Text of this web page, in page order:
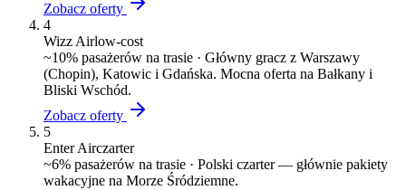
Zobacz oferty
4
Wizz Airlow-cost
~10% pasażerów na trasie · Główny gracz z Warszawy
(Chopin), Katowic i Gdańska. Mocna oferta na Bałkany i
Bliski Wschód.
Zobacz oferty
5
Enter Airczarter
~6% pasażerów na trasie · Polski czarter — głównie pakiety
wakacyjne na Morze Śródziemne.